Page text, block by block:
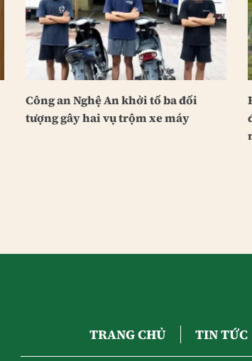
Công an Nghệ An khởi tố ba đối
tượng gây hai vụ trộm xe máy
TRANG CHỦ TIN TỨC